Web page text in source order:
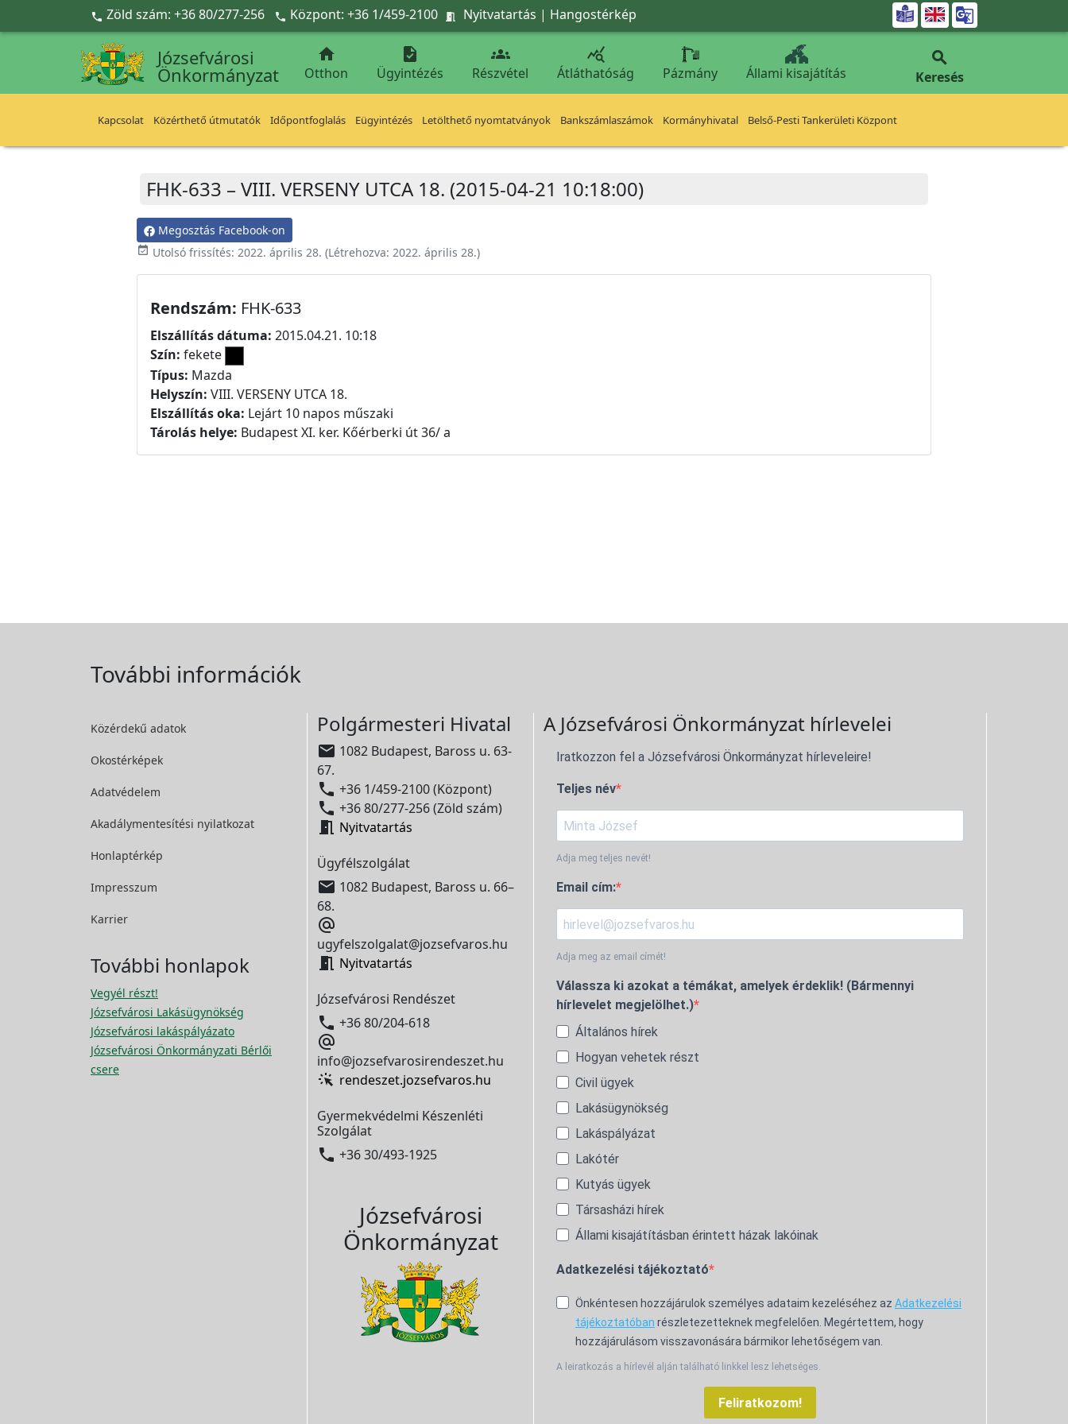
Ugrás a fő tartalomra
 Zöld szám: +36 80/277-256  Központ: +36 1/459-2100  Nyitvatartás | Hangostérkép 
Józsefvárosi
Önkormányzat

Otthon

Ügyintézés

Részvétel

Átláthatóság Pázmány Állami kisajátítás

Keresés
Kapcsolat Közérthető útmutatók Időpontfoglalás Eügyintézés Letölthető nyomtatványok Bankszámlaszámok Kormányhivatal Belső-Pesti Tankerületi Központ
FHK-633 – VIII. VERSENY UTCA 18. (2015-04-21 10:18:00)
Megosztás Facebook-on
event_available Utolsó frissítés: 2022. április 28. (Létrehozva: 2022. április 28.)
Rendszám: FHK-633
Elszállítás dátuma: 2015.04.21. 10:18
Szín: fekete
Típus: Mazda
Helyszín: VIII. VERSENY UTCA 18.
Elszállítás oka: Lejárt 10 napos műszaki
Tárolás helye: Budapest XI. ker. Kőérberki út 36/ a
További információk
Közérdekű adatok
Okostérképek
Adatvédelem
Akadálymentesítési nyilatkozat
Honlaptérkép
Impresszum
Karrier
További honlapok
Vegyél részt!
Józsefvárosi Lakásügynökség
Józsefvárosi lakáspályázato
Józsefvárosi Önkormányzati Bérlői
csere
Polgármesteri Hivatal
 1082 Budapest, Baross u. 63-
67.
 +36 1/459-2100 (Központ)
 +36 80/277-256 (Zöld szám)
 Nyitvatartás
Ügyfélszolgálat
 1082 Budapest, Baross u. 66–
68.

ugyfelszolgalat@jozsefvaros.hu
 Nyitvatartás
Józsefvárosi Rendészet
 +36 80/204-618

info@jozsefvarosirendeszet.hu
rendeszet.jozsefvaros.hu
Gyermekvédelmi Készenléti
Szolgálat
 +36 30/493-1925
Józsefvárosi
Önkormányzat
A Józsefvárosi Önkormányzat hírlevelei
Iratkozzon fel a Józsefvárosi Önkormányzat hírleveleire!
Teljes név
Adja meg teljes nevét!
Email cím:
Adja meg az email címét!
Válassza ki azokat a témákat, amelyek érdeklik! (Bármennyi
hírlevelet megjelölhet.)
Általános hírek
Hogyan vehetek részt
Civil ügyek
Lakásügynökség
Lakáspályázat
Lakótér
Kutyás ügyek
Társasházi hírek
Állami kisajátításban érintett házak lakóinak
Adatkezelési tájékoztató
Önkéntesen hozzájárulok személyes adataim kezeléséhez az Adatkezelési
tájékoztatóban részletezetteknek megfelelően. Megértettem, hogy
hozzájárulásom visszavonására bármikor lehetőségem van.
A leiratkozás a hírlevél alján található linkkel lesz lehetséges.
Feliratkozom!